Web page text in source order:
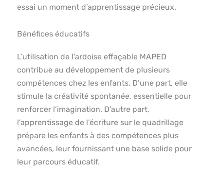
essai un moment d’apprentissage précieux.
Bénéfices éducatifs
L’utilisation de l’ardoise effaçable MAPED
contribue au développement de plusieurs
compétences chez les enfants. D’une part, elle
stimule la créativité spontanée, essentielle pour
renforcer l’imagination. D’autre part,
l’apprentissage de l’écriture sur le quadrillage
prépare les enfants à des compétences plus
avancées, leur fournissant une base solide pour
leur parcours éducatif.